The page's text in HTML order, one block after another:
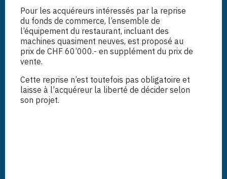
Pour les acquéreurs intéressés par la reprise
du fonds de commerce, l’ensemble de
l’équipement du restaurant, incluant des
machinesquasiment neuves, est proposé au
prix de CHF 60’000.- en supplément du prix de
vente.
Cette reprise n’est toutefois pas obligatoire et
laisse à l’acquéreur la liberté de décider selon
son projet.